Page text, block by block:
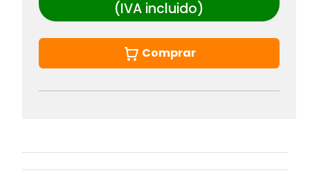
(IVA incluido)
Comprar